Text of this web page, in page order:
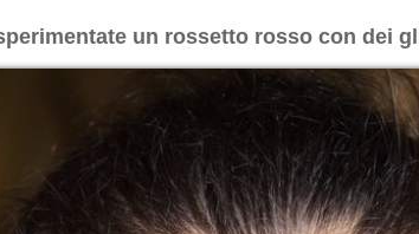
un rossetto rosso con dei